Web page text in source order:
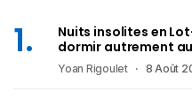
Nuits insolites en
dormir autrement
Yoan Rigoulet 8 Août